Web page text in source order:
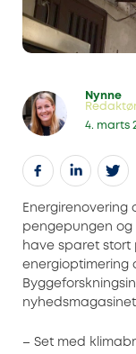
Nynne
4. marts
pengepungen og
have sparet stort
energioptimering
– Set med